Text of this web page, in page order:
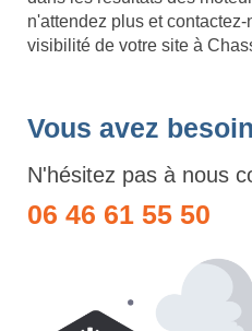
n'attendez plus et
visibilité de votre site à
Vous avez
N'hésitez pas à nous
06 46 61 55 50